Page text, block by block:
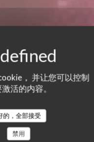
， 并让您可以控制
活的内容。
的，全部接受
禁用